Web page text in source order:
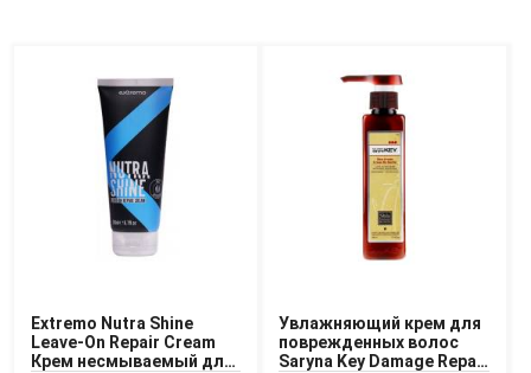
Возврат товара
Extremo Nutra Shine
Leave-On Repair Cream
Крем несмываемый для
Увлажняющий крем для
поврежденных волос
Saryna Key Damage Repair